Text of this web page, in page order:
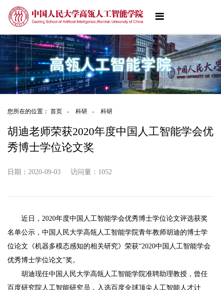
您所在的位置： 首页 - 科研 - 科研
胡迪老师荣获2020年度中国人工智能学会优
秀博士学位论文奖
日期：2020-09-03 访问量： 1052
近日，2020年度中国人工智能学会优秀博士学位论文评选获奖
名单公示，中国人民大学高瓴人工智能学院青年教师胡迪的博士学
位论文《机器多模态感知的相关研究》荣获“2020中国人工智能学会
优秀博士学位论文”奖。
胡迪现任中国人民大学高瓴人工智能学院准聘助理教授，曾任
百度研究院人工智能研究员，入选百度全球顶尖人工智能人才计